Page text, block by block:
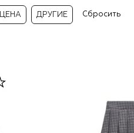
ЦЕНА ДРУГИЕ Сбросить